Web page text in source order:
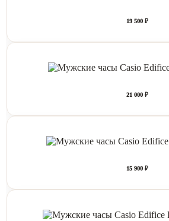
19 500 ₽
21 000 ₽
15 900 ₽